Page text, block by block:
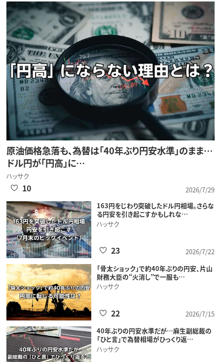
原油価格急落も、為替は「40年ぶり円安水準」のまま…
ドル円が「円高」に…
ハッサク
2026/7/29
10
163円をじわり突破したドル円相場。さらな
る円安を引き起こすかもしれな…
ハッサク
2026/7/22
23
「骨太ショック」で約40年ぶりの円安、片山
財務大臣の“火消し”で一服も…
ハッサク
2026/7/15
22
40年ぶりの円安水準だが…麻生副総裁の
「ひと言」で為替相場がひっくり返…
ハッサク